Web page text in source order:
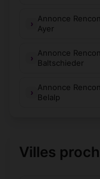
Annonce
Ayer
Annonce
Baltschieder
Annonce
Belalp
Villes